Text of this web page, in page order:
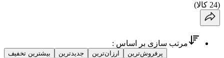
(
24 کالا)
مرتب سازی بر اساس :
بیشترین تخفیف جدیدترین ارزان‌ترین
پرفروش‌ترین